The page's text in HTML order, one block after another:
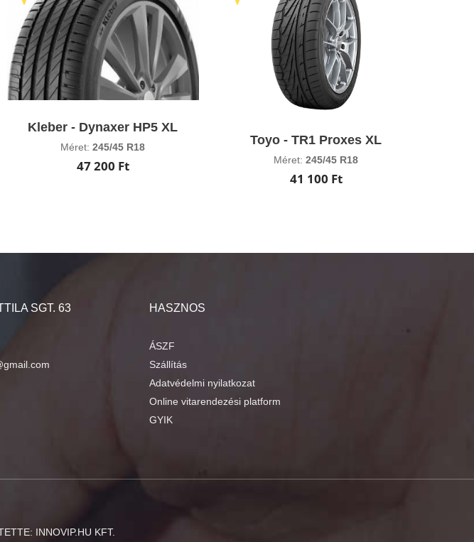
Kleber - Dynaxer HP5 XL
Méret:245/45 R18
47 200 Ft
Toyo - TR1 Proxes XL
Méret:245/45 R18
41 100 Ft
SGT. 63 HASZNOS
ÁSZF
Szállítás
Adatvédelmi nyilatkozat
Online vitarendezési platform
GYIK
INNOVIP.HU KFT.